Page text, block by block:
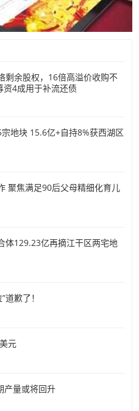
剩余股权，16倍高溢价收购不
4成用于补流还债
地块 15.6亿+自持8%获西湖区
聚焦满足90后父母精细化育儿
体129.23亿再摘江干区两宅地
歉了！
元
产量或将回升